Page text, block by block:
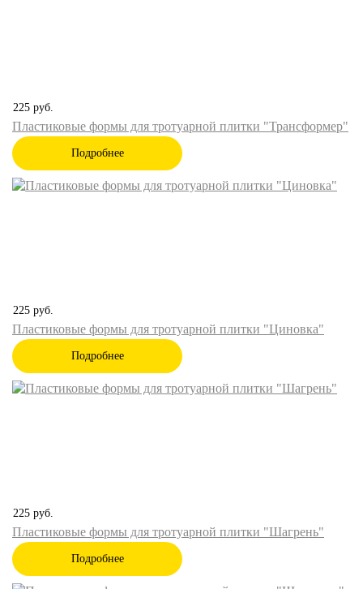
225 руб.
Пластиковые формы для тротуарной плитки "Трансформер"
Подробнее
225 руб.
Пластиковые формы для тротуарной плитки "Циновка"
Подробнее
225 руб.
Пластиковые формы для тротуарной плитки "Шагрень"
Подробнее